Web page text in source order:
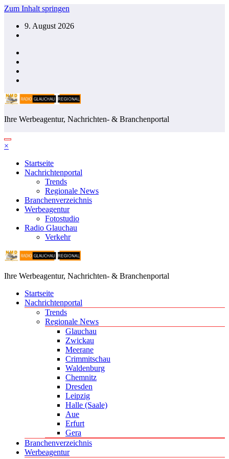
Zum Inhalt springen
9. August 2026
Ihre Werbeagentur, Nachrichten- & Branchenportal
×
Startseite
Nachrichtenportal
Trends
Regionale News
Branchenverzeichnis
Werbeagentur
Fotostudio
Radio Glauchau
Verkehr
Ihre Werbeagentur, Nachrichten- & Branchenportal
Startseite
Nachrichtenportal
Trends
Regionale News
Glauchau
Zwickau
Meerane
Crimmitschau
Waldenburg
Chemnitz
Dresden
Leipzig
Halle (Saale)
Aue
Erfurt
Gera
Branchenverzeichnis
Werbeagentur